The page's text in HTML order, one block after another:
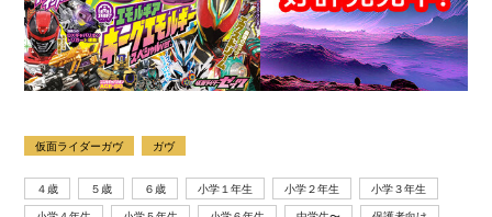
仮面ライダーガヴ ガヴ
４歳 ５歳 ６歳 小学１年生 小学２年生
小学３年生